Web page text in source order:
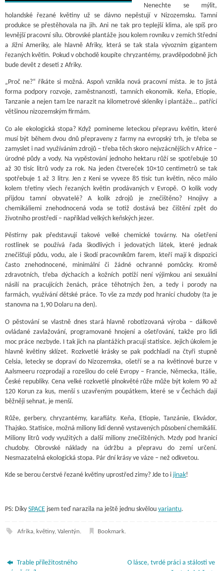
Nenechte se mýlit,
holandské řezané květiny už se dávno nepěstují v Nizozemsku. Tamní
produkce se přestěhovala na jih. Ani ne tak pro teplejší klima, ale spíš pro
levnější pracovní sílu. Obrovské plantáže jsou kolem rovníku v zemích Střední
a Jižní Ameriky, ale hlavně Afriky, která se tak stala vývozním gigantem
řezaných květin. Pokud v obchodě koupíte chryzantémy, pravděpodobně jich
bude devět z deseti z Afriky.
„Proč ne?“ říkáte si možná. Aspoň vznikla nová pracovní místa. Je to jistá
forma podpory rozvoje, zaměstnanosti, tamních ekonomik. Keňa, Etiopie,
Tanzanie a nejen tam lze narazit na kilometrové skleníky i plantáže… patřící
většinou nizozemským firmám.
Co ale ekologická stopa? Když pomineme leteckou přepravu květin, které
musí být během dvou dnů přepraveny z farmy na evropský trh, je třeba se
zamyslet i nad využíváním zdrojů – třeba těch skoro nejvzácnějších v Africe –
úrodné půdy a vody. Na vypěstování jednoho hektaru růží se spotřebuje 10
až 30 tisíc litrů vody za rok. Na jeden čtvereček 10×10 centimetrů se tak
spotřebuje 1 až 3 litry. Jen z Keni se vyveze 85 tisíc tun květin, něco málo
kolem třetiny všech řezaných květin prodávaných v Evropě. O kolik vody
přijdou tamní obyvatelé? A kolik zdrojů je znečištěno? Hnojivy a
chemikáliemi znehodnocená voda se totiž dostává bez čištění zpět do
životního prostředí – například velkých keňských jezer.
Pěstírny pak představují takové velké chemické továrny. Na ošetření
rostlinek se používá řada škodlivých i jedovatých látek, které jednak
znečišťují půdu, vodu, ale i škodí pracovníkům farem, kteří mají k dispozici
často znehodnocené, minimální či žádné ochranné pomůcky. Kromě
zdravotních, třeba dýchacích a kožních potíží není výjimkou ani sexuální
násilí na pracujících ženách, práce těhotných žen, a tedy i porody na
farmách, využívání dětské práce. To vše za mzdy pod hranicí chudoby (ta je
stanovna na 1,90 Dolaru na den).
O pěstování se vlastně dnes stará hlavně robotizovaná výroba – dálkově
ovládané zavlažování, programované hnojení a ošetřování, takže pro lidi
moc práce nezbyde. I tak jich na plantážích pracují statisíce. Jejich úkolem je
hlavně květiny sklízet. Rozkvetlé krásky se pak podchladí na čtyři stupně
Celsia, letecky se dopraví do Nizozemska, ošetří se a na květinové burze v
Aalsmeeru rozprodají a rozešlou do celé Evropy – Francie, Německa, Itálie,
České republiky. Cena velké rozkvetlé plnokvěté růže může být kolem 90 až
120 Korun za kus, menší s uzavřeným poupátkem, které se v Čechách dají
běžněji sehnat, je menší.
Růže, gerbery, chryzantémy, karafiáty. Keňa, Etiopie, Tanzánie, Ekvádor,
Thajsko. Statisíce, možná miliony lidí denně vystavených působení chemikálií.
Miliony litrů vody využitých a další miliony znečištěných. Mzdy pod hranicí
chudoby. Obrovské náklady na údržbu a přepravu do zemí určení.
Nesmazatelná ekologická stopa. Pár dní krásy ve váze – než odkvetou.
Kde se berou čerstvé řezané květiny uprostřed zimy? Jde to i jinak!
PS: Díky SPACE jsem teď narazila na ještě jednu skvělou variantu.
Afrika, květiny, Valentýn. Bookmark.
Trable příležitostného
O lásce, tvrdé práci a stálosti ve